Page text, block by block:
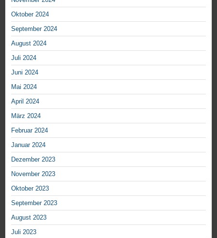
Oktober 2024
September 2024
August 2024
Juli 2024
Juni 2024
Mai 2024
April 2024
März 2024
Februar 2024
Januar 2024
Dezember 2023
November 2023
Oktober 2023
September 2023
August 2023
Juli 2023